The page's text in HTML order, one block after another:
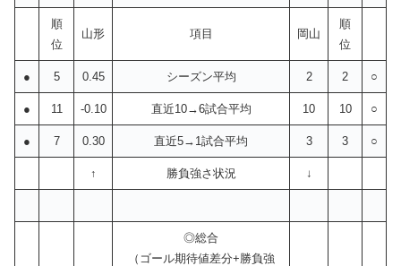
順
位
山形 項目 岡山
順
位
● 5 0.45 シーズン平均 2 2 ○
● 11 -0.10 直近10→6試合平均 10 10 ○
● 7 0.30 直近5→1試合平均 3 3 ○
↑ 勝負強さ状況 ↓
◎総合
（ゴール期待値差分+勝負強